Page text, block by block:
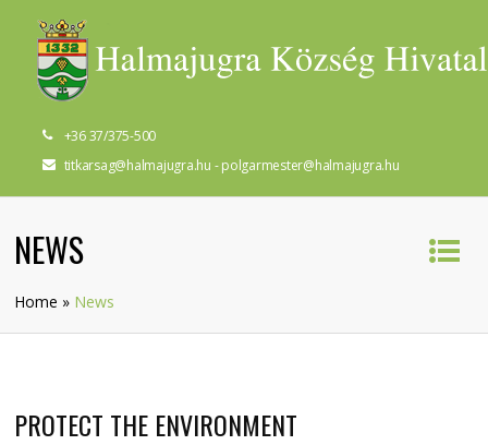
+36 37/375-500
titkarsag@halmajugra.hu - polgarmester@halmajugra.hu
NEWS
Home » News
PROTECT THE ENVIRONMENT